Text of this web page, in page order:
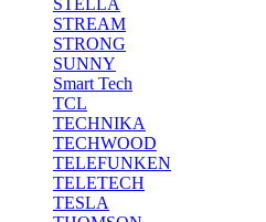
STREAM
STRONG
SUNNY
Smart Tech
TCL
TECHNIKA
TECHWOOD
TELEFUNKEN
TELETECH
TESLA